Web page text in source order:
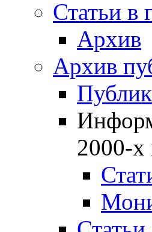
Статьи в
Архив
Архив
2000-х